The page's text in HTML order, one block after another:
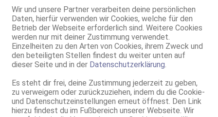
Wir und unsere Partner verarbeiten deine persönlichen
Daten, hierfür verwenden wir Cookies, welche für den
Betrieb der Webseite erforderlich sind. Weitere Cookies
werden nur mit deiner Zustimmung verwendet.
Einzelheiten zu den Arten von Cookies, ihrem Zweck und
den beteiligten Stellen findest du weiter unten auf
dieser Seite und in der Datenschutzerklärung.
Es steht dir frei, deine Zustimmung jederzeit zu geben,
zu verweigern oder zurückzuziehen, indem du die Cookie-
und Datenschutzeinstellungen erneut öffnest. Den Link
hierzu findest du im Fußbereich unserer Webseite. Wir
Kira-Tennis G*rl 18+
20 Jahre, 70B, KF 32, 1.65m, total rasiert, deutsch
DT, Schmu., Kuscheln, Körperküs., RS
Hamburg
AV, 69, DT, Franz b. Ihr, BV, MFF, Schmu., Kuscheln
Live Sex Cam
LIVE LittleMissMabelle